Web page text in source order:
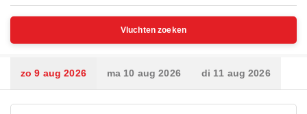
Vluchten zoeken
zo 9 aug 2026 ma 10 aug 2026 di 11 aug 2026